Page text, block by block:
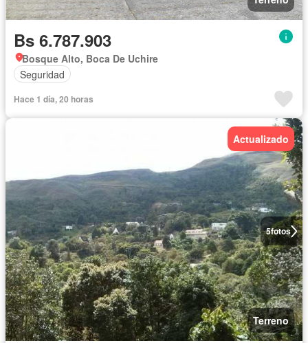
Bs 6.787.903
Bosque Alto, Boca De Uchire
Seguridad
Hace 1 día, 20 horas
5fotos
Actualizado
Terreno